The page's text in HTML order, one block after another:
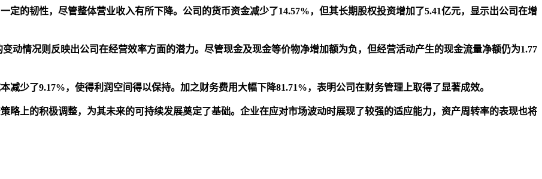
定的韧性，尽管整体营业收入有所下降。公司的货币资金减少了14.57%，但其长期股权投资增加了5.41亿元，显示出公司在增
动情况则反映出公司在经营效率方面的潜力。尽管现金及现金等价物净增加额为负，但经营活动产生的现金流量净额仍为1.77
少了9.17%，使得利润空间得以保持。加之财务费用大幅下降81.71%，表明公司在财务管理上取得了显著成效。
略上的积极调整，为其未来的可持续发展奠定了基础。企业在应对市场波动时展现了较强的适应能力，资产周转率的表现也将